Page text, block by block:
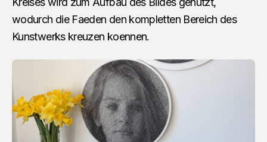
wodurch die Faeden den kompletten Bereich des
Kunstwerks kreuzen koennen.